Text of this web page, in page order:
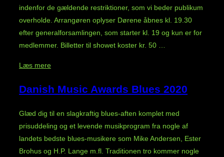
indenfor de gældende restriktioner, som vi beder publikum
overholde. Arrangøren oplyser Dørene åbnes kl. 19.30
efter generalforsamlingen, som starter kl. 19 og kun er for
medlemmer. Billetter til showet koster kr. 50 …
Læs mere“Kenn
Solo”
Danish Music Awards Blues 2020
Glæd dig til en slagkraftig blues-aften komplet med
prisuddeling og et levende musikprogram fra nogle af
landets bedste blues-musikere som Mike Andersen, Ester
Brohus og H.P. Lange m.fl. Traditionen tro kommer nogle